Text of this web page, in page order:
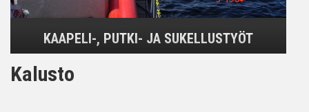
KAAPELI-, PUTKI- JA SUKELLUSTYÖT
Kalusto